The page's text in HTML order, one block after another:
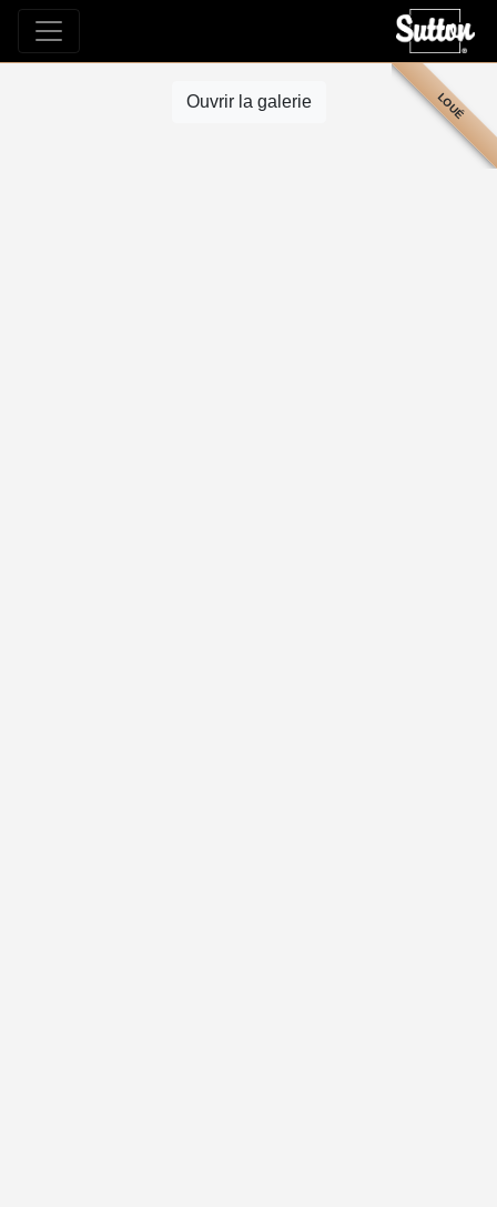
LOUÉ
Ouvrir la galerie